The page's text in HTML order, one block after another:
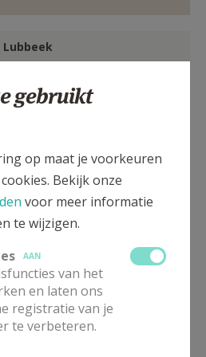
Lubbeek
gebruikt
op maat je voorkeuren
Bekijk onze
voor meer informatie
te wijzigen.
AAN
van het
en laten ons
registratie van je
te verbeteren.